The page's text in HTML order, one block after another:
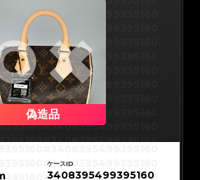
#3066123689299189
#3066123689299189
#3066123689299189
#3066123689299189
#3066123689299189
#3066123689299189
#3066123689299189
#3066123689299189
#3066123689299189
#3066123689299189
#3066123689299189
#3066123689299189
#3066123689299189
#3066123689299189
#3066123689299189
#3066123689299189
#3066123689299189
#3066123689299189
#3066123689299189
#3066123689299189
#3066123689299189
#3066123689299189
#3408395499395160
#3408395499395160
#3408395499395160
#3408395499395160
#3408395499395160
#3408395499395160
#3408395499395160
#3408395499395160
#3408395499395160
#3408395499395160
#3408395499395160
偽造品
#3408395499395160
#3408395499395160
ケースID
3408395499395160